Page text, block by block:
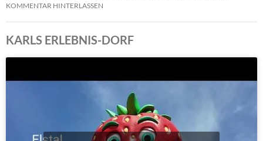
KOMMENTAR HINTERLASSEN
KARLS ERLEBNIS-DORF